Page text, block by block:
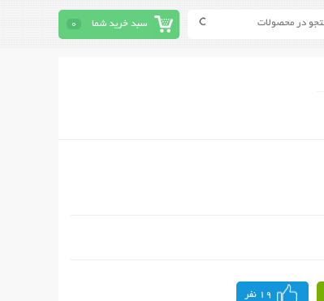
سبد خرید شما 0
19 نفر